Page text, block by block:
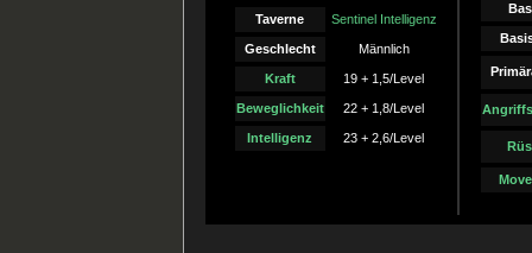
Taverne Sentinel Intelligenz
Geschlecht Männlich
Kraft 19 + 1,5/Level
Beweglichkeit 22 + 1,8/Level
Intelligenz 23 + 2,6/Level